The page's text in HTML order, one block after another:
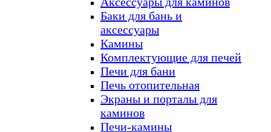
Баки для бань и
аксессуары
Камины
Комплектующие для печей
Печи для бани
Печь отопительная
Экраны и порталы для
каминов
Печи-камины